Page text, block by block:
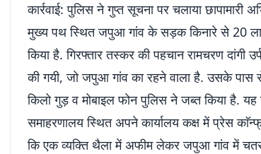
कार्रवाई: पुलिस ने गुप्त सूचना पर चलाया छापामारी
मुख्य पथ स्थित जपुआ गांव के सड़क किनारे से 20
किया है. गिरफ्तार तस्कर की पहचान रामचरण दांगी
की गयी, जो जपुआ गांव का रहने वाला है. उसके पास
किलो गुड़ व मोबाइल फोन पुलिस ने जब्त किया है. यह
समाहरणालय स्थित अपने कार्यालय कक्ष में प्रेस
कि एक व्यक्ति थैला में अफीम लेकर जपुआ गांव में